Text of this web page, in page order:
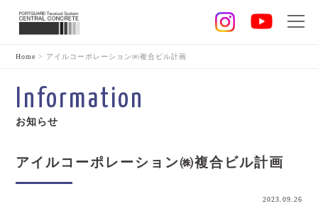
Home > アイルコーポレーション㈱複合ビル計画
Information
お知らせ
アイルコーポレーション㈱複合ビル計画
2023.09.26